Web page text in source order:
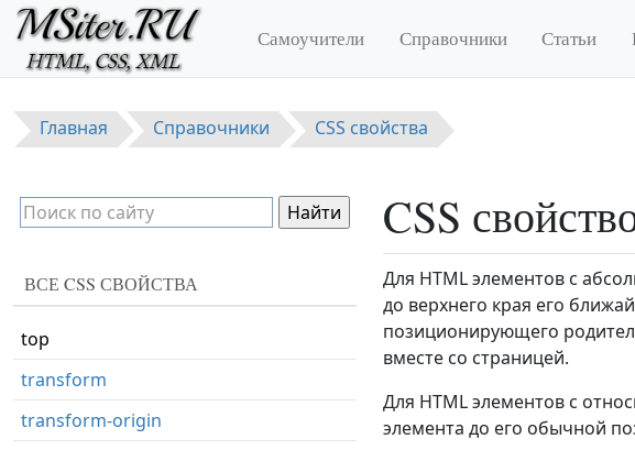
Перейти к основному содержанию
Самоучители Справочники Статьи
Главная Справочники CSS свойства
CSS
Для HTML элементов с
до верхнего края его
позиционирующего
вместе со страницей.
Для HTML элементов с
элемента до его обычной
ВСЕ CSS СВОЙСТВА
text-decoration-color
text-decoration-line
text-indent
text-overflow
text-transform
top
transform
transform-origin